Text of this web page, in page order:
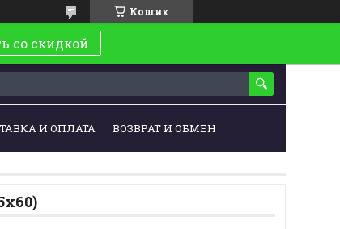
Кошик
со скидкой
И ОПЛАТА ВОЗВРАТ И ОБМЕН